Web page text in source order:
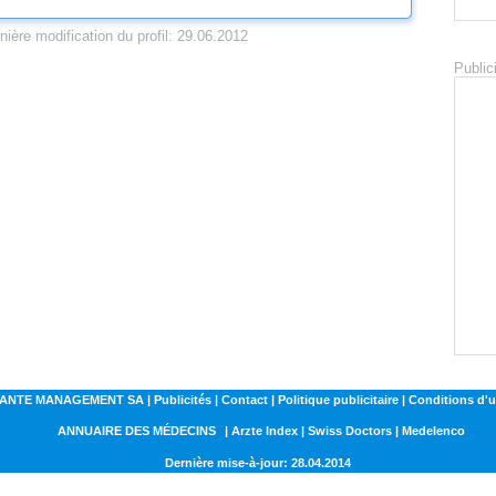
modification du profil: 29.06.2012
MANAGEMENT SA | Publicités | Contact | Politique publicitaire | Conditions
ANNUAIRE DES MÉDECINS | Arzte Index | Swiss Doctors | Medelenco
Dernière mise-à-jour: 28.04.2014